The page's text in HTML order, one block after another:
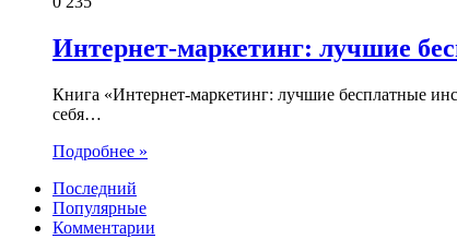
Интернет-маркетинг: лучшие
Книга «Интернет-маркетинг: лучшие бесплатные
себя…
Подробнее »
Последний
Популярные
Комментарии